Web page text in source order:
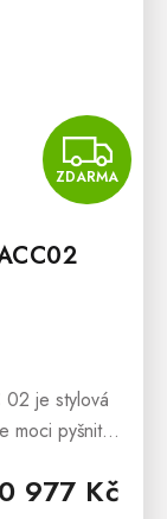
ZDARMA
977 Kč
je stylová
pyšnit v